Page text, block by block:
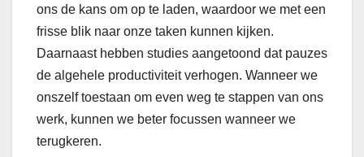
ons de kans om op te laden, waardoor we met een
frisse blik naar onze taken kunnen kijken.
Daarnaast hebben studies aangetoond dat pauzes
de algehele productiviteit verhogen. Wanneer we
onszelf toestaan om even weg te stappen van ons
werk, kunnen we beter focussen wanneer we
terugkeren.